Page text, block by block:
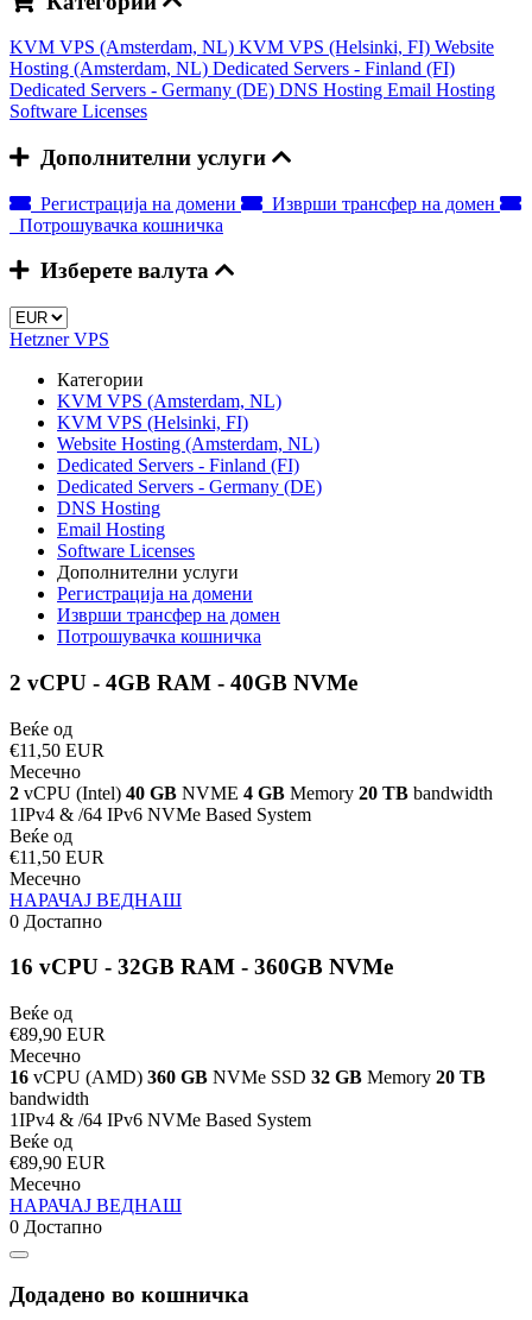
KVM VPS (Amsterdam, NL) KVM VPS (Helsinki, FI) Website
Hosting (Amsterdam, NL) Dedicated Servers - Finland (FI)
Dedicated Servers - Germany (DE) DNS Hosting Email Hosting
Software Licenses
Дополнителни услуги
Регистрација на домени
Изврши трансфер на домен
Потрошувачка кошничка
Изберете валута
Hetzner VPS
Категории
KVM VPS (Amsterdam, NL)
KVM VPS (Helsinki, FI)
Website Hosting (Amsterdam, NL)
Dedicated Servers - Finland (FI)
Dedicated Servers - Germany (DE)
DNS Hosting
Email Hosting
Software Licenses
Дополнителни услуги
Регистрација на домени
Изврши трансфер на домен
Потрошувачка кошничка
2 vCPU - 4GB RAM - 40GB NVMe
Веќе од
€11,50 EUR
Месечно
2 vCPU (Intel) 40 GB NVME 4 GB Memory 20 TB bandwidth
1IPv4 & /64 IPv6 NVMe Based System
Веќе од
€11,50 EUR
Месечно
НАРАЧАЈ ВЕДНАШ
0 Достапно
16 vCPU - 32GB RAM - 360GB NVMe
Веќе од
€89,90 EUR
Месечно
16 vCPU (AMD) 360 GB NVMe SSD 32 GB Memory 20 TB
bandwidth
1IPv4 & /64 IPv6 NVMe Based System
Веќе од
€89,90 EUR
Месечно
НАРАЧАЈ ВЕДНАШ
0 Достапно
Додадено во кошничка